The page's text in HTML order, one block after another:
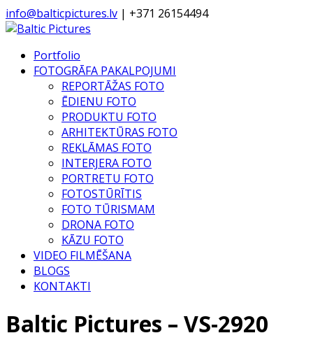
info@balticpictures.lv | +371 26154494
Portfolio
FOTOGRĀFA PAKALPOJUMI
REPORTĀŽAS FOTO
ĒDIENU FOTO
PRODUKTU FOTO
ARHITEKTŪRAS FOTO
REKLĀMAS FOTO
INTERJERA FOTO
PORTRETU FOTO
FOTOSTŪRĪTIS
FOTO TŪRISMAM
DRONA FOTO
KĀZU FOTO
VIDEO FILMĒŠANA
BLOGS
KONTAKTI
Baltic Pictures – VS-2920